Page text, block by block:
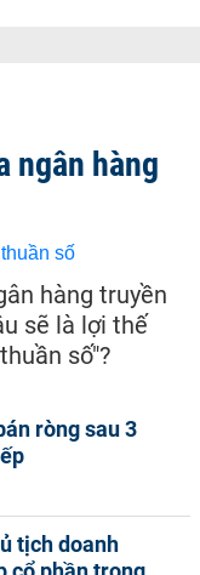
ngân hàng
hàng truyền
sẽ là lợi thế
số"?
ròng sau 3
tịch doanh